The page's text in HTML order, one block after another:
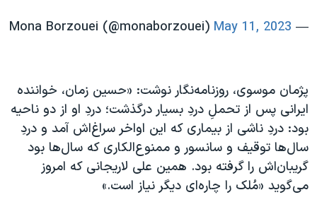
— Mona Borzouei (@monaborzouei)
May 11, 2023
پژمان موسوی، روزنامه‌نگار نوشت: «حسین زمان، خواننده‌
ایرانی پس از تحملِ دردِ بسیار درگذشت؛ دردِ او از دو ناحیه
بود: دردِ ناشی از بیماری که این اواخر سراغ‌اش آمد و دردِ
سال‌ها توقیف و سانسور و ممنوع‌الکاری که سال‌ها بود
گریبان‌اش را گرفته بود. همین علی لاریجانی که امروز
می‌گوید «مُلک را چاره‌ای دیگر نیاز است.»